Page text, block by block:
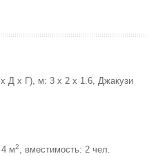
Д x Г), м: 3 x 2 x 1.6, Джакузи
4 м2, вместимость: 2 чел.